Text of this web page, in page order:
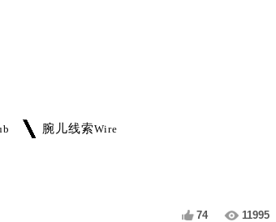
腕儿线索Wire
11995
74